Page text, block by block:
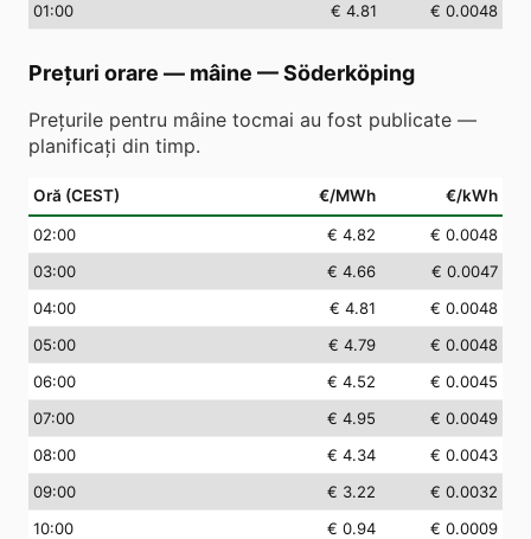
01:00 € 4.81 € 0.0048
Prețuri orare — mâine —Söderköping
Prețurile pentru mâine tocmai au fost publicate —
planificați din timp.
Oră (CEST) €/MWh €/kWh
02:00 € 4.82
€ 0.0048
03:00 € 4.66
€ 0.0047
04:00 € 4.81
€ 0.0048
05:00 € 4.79
€ 0.0048
06:00 € 4.52
€ 0.0045
07:00 € 4.95
€ 0.0049
08:00 € 4.34
€ 0.0043
09:00 € 3.22
€ 0.0032
10:00 € 0.94
€ 0.0009